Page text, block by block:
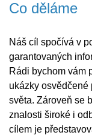
Co děláme
Náš cíl spočívá v
garantovaných
Rádi bychom vám
ukázky osvědčené
světa. Zároveň se
znalosti široké i
cílem je